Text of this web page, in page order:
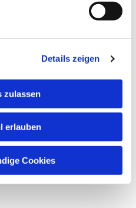
Details zeigen
zulassen
erlauben
Cookies